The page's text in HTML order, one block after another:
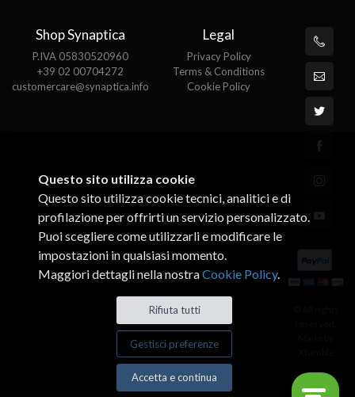
Shop Synaptica
P.IVA 05830520960
+39 02 00704272
customercare@synaptica.info
Legal
Privacy Policy
Terms & Conditions
Cookie Policy
Questo sito utilizza cookie
Questo sito utilizza cookie tecnici, analitici e di
profilazione per offrirti un servizio personalizzato.
Puoi scegliere come utilizzarli e modificare le
impostazioni in qualsiasi momento.
Maggiori dettagli nella nostraCookie Policy.
Rifiuta tutti
Gestisci preferenze
Accetta e continua